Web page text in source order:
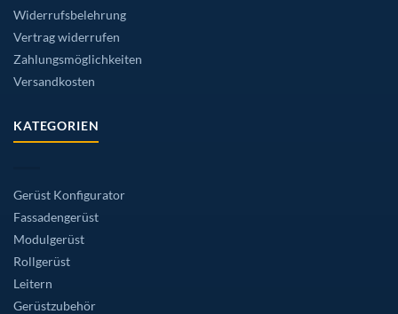
Widerrufsbelehrung
Vertrag widerrufen
Zahlungsmöglichkeiten
Versandkosten
KATEGORIEN
Gerüst Konfigurator
Fassadengerüst
Modulgerüst
Rollgerüst
Leitern
Gerüstzubehör